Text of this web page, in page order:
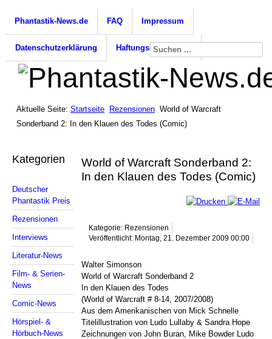
Phantastik-News.de FAQ Impressum
Datenschutzerklärung Haftungsausschluss
Aktuelle Seite: Startseite Rezensionen World of Warcraft
Sonderband 2: In den Klauen des Todes (Comic)
Kategorien
Deutscher
Phantastik Preis
Rezensionen
Interviews
Literatur-News
Film- & Serien-
News
Comic-News
Hörspiel- &
Hörbuch-News
World of Warcraft Sonderband 2:
In den Klauen des Todes (Comic)
Kategorie: Rezensionen
Veröffentlicht: Montag, 21. Dezember 2009 00:00
Walter Simonson
World of Warcraft Sonderband 2
In den Klauen des Todes
(World of Warcraft # 8-14, 2007/2008)
Aus dem Amerikanischen von Mick Schnelle
Titelillustration von Ludo Lullaby & Sandra Hope
Zeichnungen von John Buran, Mike Bowder Ludo